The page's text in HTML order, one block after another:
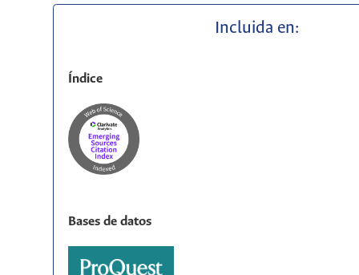
Incluida en:
Índice
Bases de datos